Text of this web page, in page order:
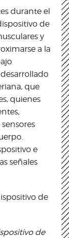
durante el
de
y
a la
que
quienes
e
señales
de